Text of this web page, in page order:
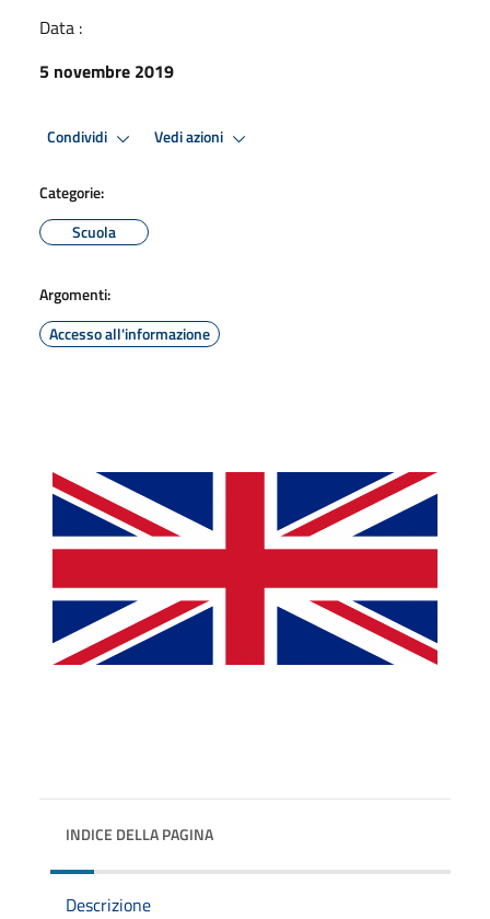
Data :
5 novembre 2019
Condividi Vedi azioni
Categorie:
Scuola
Argomenti:
Accesso all'informazione
INDICE DELLA PAGINA
Descrizione